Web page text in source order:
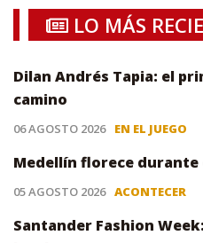
LO MÁS
Dilan Andrés Tapia: el
camino
06 AGOSTO 2026 EN EL JUEGO
Medellín florece
05 AGOSTO 2026 ACONTECER
Santander Fashion